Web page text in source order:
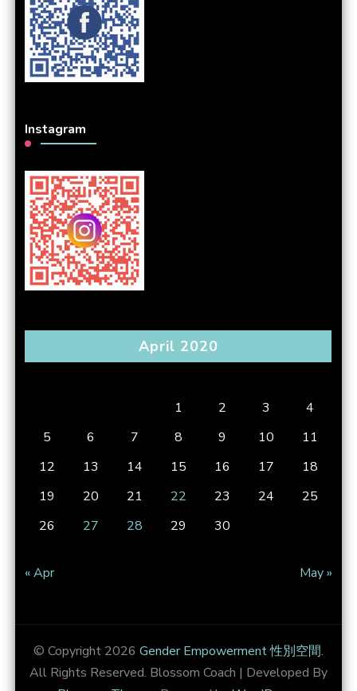
Instagram
April 2020
1
2 3
4
5
6 7 8 9 10
11
12
13 14 15 16 17
18
19
20 21 22 23 24
25
26
27 28 29 30
« Apr May »
© Copyright 2026 Gender Empowerment 性別空間.
All Rights Reserved. Blossom Coach | Developed By